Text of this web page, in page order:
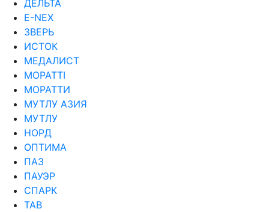
ДЕЛЬТА
Е-NEX
ЗВЕРЬ
ИСТОК
МЕДАЛИСТ
МОРАТТI
МОРАТТИ
МУТЛУ АЗИЯ
МУТЛУ
НОРД
ОПТИМА
ПАЗ
ПАУЭР
СПАРК
ТАВ